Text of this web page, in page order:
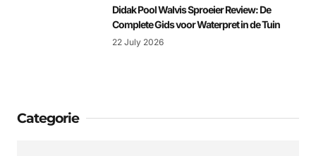
Didak Pool Walvis Sproeier Review: De
Complete Gids voor Waterpret in de Tuin
22 July 2026
Categorie